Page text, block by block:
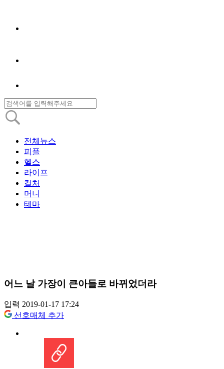
전체뉴스
피플
헬스
라이프
컬처
머니
테마
어느 날 가장이 큰아들로 바뀌었더라
입력 2019-01-17 17:24
선호매체 추가